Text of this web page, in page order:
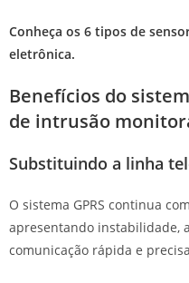
Conheça os 6 tipos de
eletrônica.
Benefícios do
de intrusão
Substituindo a linha
O sistema GPRS continua
apresentando instabilidade,
comunicação rápida e